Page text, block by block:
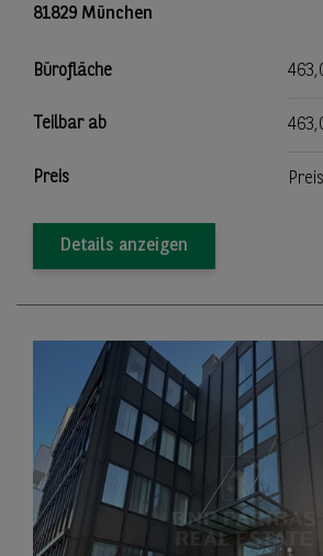
81829 München
Bürofläche
Teilbar ab
Preis
Details anzeigen